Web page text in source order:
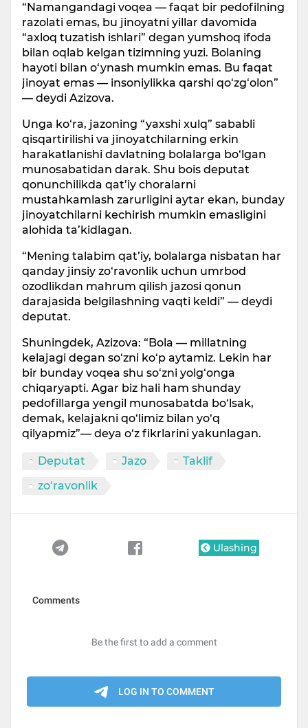
“Namangandagi voqea — faqat bir pedofilning
razolati emas, bu jinoyatni yillar davomida
“axloq tuzatish ishlari” degan yumshoq ifoda
bilan oqlab kelgan tizimning yuzi. Bolaning
hayoti bilan o‘ynash mumkin emas. Bu faqat
jinoyat emas — insoniylikka qarshi qo‘zg‘olon”
— deydi Azizova.
Unga ko‘ra, jazoning “yaxshi xulq” sababli
qisqartirilishi va jinoyatchilarning erkin
harakatlanishi davlatning bolalarga bo‘lgan
munosabatidan darak. Shu bois deputat
qonunchilikda qat’iy choralarni
mustahkamlash zarurligini aytar ekan, bunday
jinoyatchilarni kechirish mumkin emasligini
alohida ta’kidlagan.
“Mening talabim qat’iy, bolalarga nisbatan har
qanday jinsiy zo‘ravonlik uchun umrbod
ozodlikdan mahrum qilish jazosi qonun
darajasida belgilashning vaqti keldi” — deydi
deputat.
Shuningdek, Azizova: “Bola — millatning
kelajagi degan so‘zni ko‘p aytamiz. Lekin har
bir bunday voqea shu so‘zni yolg‘onga
chiqaryapti. Agar biz hali ham shunday
pedofillarga yengil munosabatda bo‘lsak,
demak, kelajakni qo‘limiz bilan yo‘q
qilyapmiz”— deya o‘z fikrlarini yakunlagan.
Deputat Jazo
Taklif
zo‘ravonlik
Ulashing